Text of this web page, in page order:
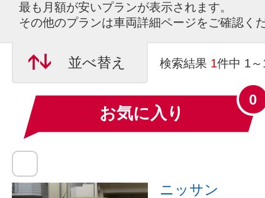
最も月額が安いプランが表示されます。
その他のプランは車両詳細ページをご確認く
並べ替え 検索結果 1件中 1
お気に入り
0
ニッサン